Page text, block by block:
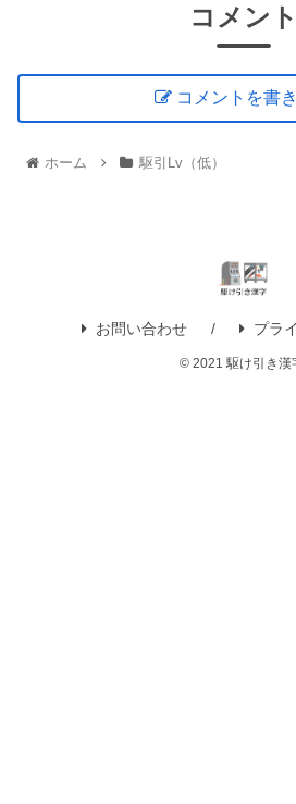
コメント
コメントを書
ホーム 駆引Lv（低）
お問い合わせ プラ
© 2021 駆け引き漢